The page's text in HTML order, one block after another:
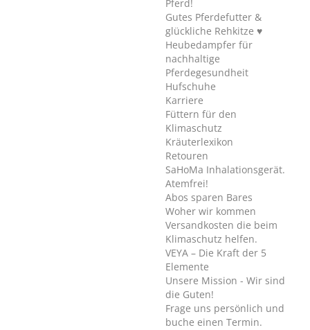
Pferd!
Gutes Pferdefutter &
glückliche Rehkitze ♥
Heubedampfer für
nachhaltige
Pferdegesundheit
Hufschuhe
Karriere
Füttern für den
Klimaschutz
Kräuterlexikon
Retouren
SaHoMa Inhalationsgerät.
Atemfrei!
Abos sparen Bares
Woher wir kommen
Versandkosten die beim
Klimaschutz helfen.
VEYA – Die Kraft der 5
Elemente
Unsere Mission - Wir sind
die Guten!
Frage uns persönlich und
buche einen Termin.